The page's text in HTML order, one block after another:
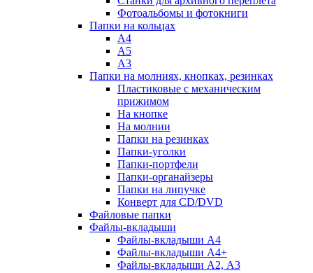
Фотоальбомы и фотокниги
Папки на кольцах
А4
А5
А3
Папки на молниях, кнопках, резинках
Пластиковые с механическим
прижимом
На кнопке
На молнии
Папки на резинках
Папки-уголки
Папки-портфели
Папки-органайзеры
Папки на липучке
Конверт для CD/DVD
Файловые папки
Файлы-вкладыши
Файлы-вкладыши А4
Файлы-вкладыши А4+
Файлы-вкладыши А2, А3